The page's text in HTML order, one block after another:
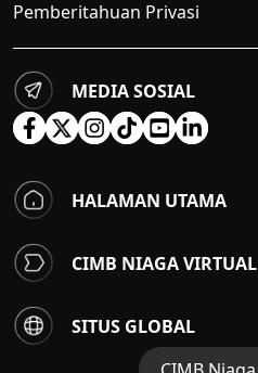
Pemberitahuan Privasi
MEDIA SOSIAL
HALAMAN UTAMA
CIMB NIAGA VIRTUAL
SITUS GLOBAL